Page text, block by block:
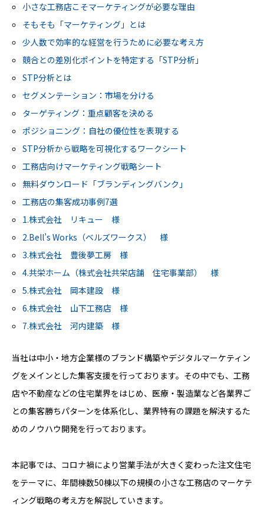
小さな工務店こそマーケティングが必要な理由
そもそも「マーケティング」とは
少人数で効率的な経営を行うために必要な考え方
競合との差別化ポイントを特定する「STP分析」
STP分析とは
セグメンテーション：市場を分ける
ターゲティング：重点顧客を決める
ポジショニング：自社の優位性を表現する
STP分析から戦略を可視化するワークシート
工務店向けマーケティング戦略シート
無料ダウンロード「ブランディングバンク」
工務店の集客成功事例7選
1.株式会社 リキュー 様
2.Bell’s Works（ベルズワークス） 様
3.株式会社 豊後夢工房 様
4.共栄ホーム（株式会社共栄店舗 住宅事業部） 様
5.株式会社 岡本建設 様
6.株式会社 山下工務店 様
7.株式会社 河内建築 様
当社は中小・地方企業様のブランド構築やデジタルマーケティン
グをメインとした集客支援を行っております。その中でも、工務
店や不動産などの住宅業界をはじめ、医療・製造業など各業界ご
との集客勝ちパターンを体系化し、業界特有の課題を解決するた
めのノウハウ開発を行っております。
本記事では、コロナ禍により営業手法が大きく変わった注文住宅
をテーマに、年間棟数50棟以下の規模の小さな工務店のマーケテ
ィング戦略の考え方を解説していきます。